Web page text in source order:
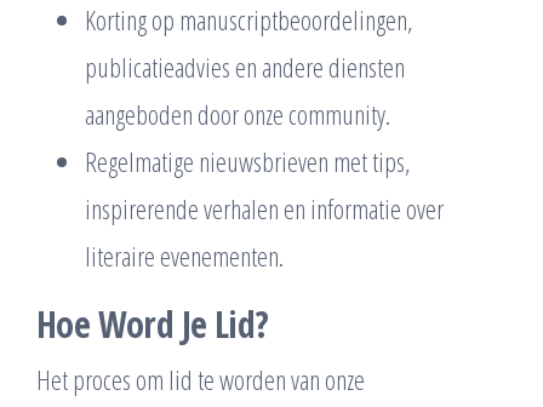
Korting op manuscriptbeoordelingen,
publicatieadvies en andere diensten
aangeboden door onze community.
Regelmatige nieuwsbrieven met tips,
inspirerende verhalen en informatie over
literaire evenementen.
Hoe Word Je Lid?
Het proces om lid te worden van onze